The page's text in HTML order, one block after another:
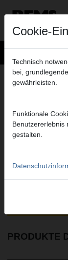
ENTLÜFTEN
PRODUKTE
Cookie-
Technisch
bei,
gewährleisten.
Funktionale
Benutzererlebnis
gestalten.